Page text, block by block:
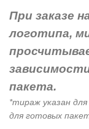
При заказе
логотипа,
пакета.
*тираж указан
для готовых